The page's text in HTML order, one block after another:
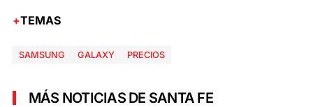
TEMAS
SAMSUNG GALAXY PRECIOS
MÁS NOTICIAS DE SANTA FE